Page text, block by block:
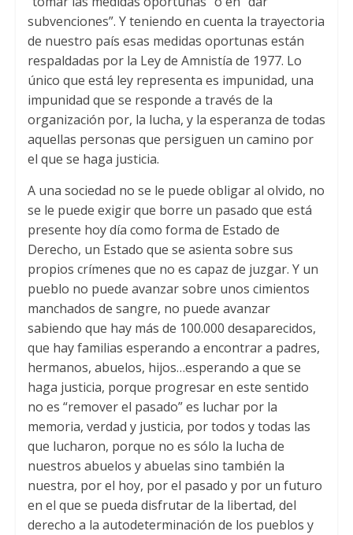
subvenciones”. Y teniendo en cuenta la trayectoria
de nuestro país esas medidas oportunas están
respaldadas por la Ley de Amnistía de 1977. Lo
único que está ley representa es impunidad, una
impunidad que se responde a través de la
organización por, la lucha, y la esperanza de todas
aquellas personas que persiguen un camino por
el que se haga justicia.
A una sociedad no se le puede obligar al olvido, no
se le puede exigir que borre un pasado que está
presente hoy día como forma de Estado de
Derecho, un Estado que se asienta sobre sus
propios crímenes que no es capaz de juzgar. Y un
pueblo no puede avanzar sobre unos cimientos
manchados de sangre, no puede avanzar
sabiendo que hay más de 100.000 desaparecidos,
que hay familias esperando a encontrar a padres,
hermanos, abuelos, hijos…esperando a que se
haga justicia, porque progresar en este sentido
no es “remover el pasado” es luchar por la
memoria, verdad y justicia, por todos y todas las
que lucharon, porque no es sólo la lucha de
nuestros abuelos y abuelas sino también la
nuestra, por el hoy, por el pasado y por un futuro
en el que se pueda disfrutar de la libertad, del
derecho a la autodeterminación de los pueblos y